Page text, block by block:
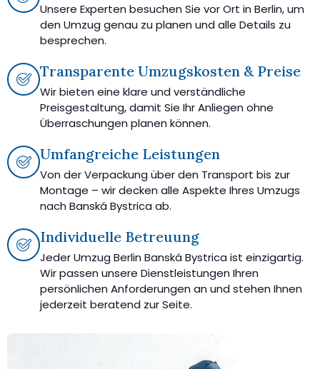
Unsere Experten besuchen Sie vor Ort in Berlin, um
den Umzug genau zu planen und alle Details zu
besprechen.
Transparente Umzugskosten & Preise
Wir bieten eine klare und verständliche
Preisgestaltung, damit Sie Ihr Anliegen ohne
Überraschungen planen können.
Umfangreiche Leistungen
Von der Verpackung über den Transport bis zur
Montage – wir decken alle Aspekte Ihres Umzugs
nach Banská Bystrica ab.
Individuelle Betreuung
Jeder Umzug Berlin Banská Bystrica ist einzigartig.
Wir passen unsere Dienstleistungen Ihren
persönlichen Anforderungen an und stehen Ihnen
jederzeit beratend zur Seite.